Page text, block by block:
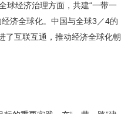
球经济治理方面，共建“一带一
济全球化。中国与全球3／4的
了互联互通，推动经济全球化朝